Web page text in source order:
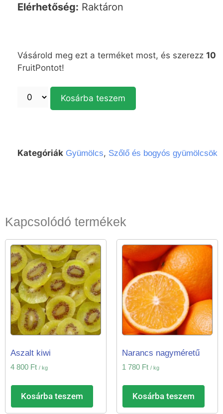
Elérhetőség: Raktáron
Vásárold meg ezt a terméket most, és szerezz 10
FruitPontot!
Kosárba teszem
Kategóriák Gyümölcs, Szőlő és bogyós gyümölcsök
Kapcsolódó termékek
Aszalt kiwi
4 800 Ft / kg
Kosárba teszem
Narancs nagyméretű
1 780 Ft / kg
Kosárba teszem